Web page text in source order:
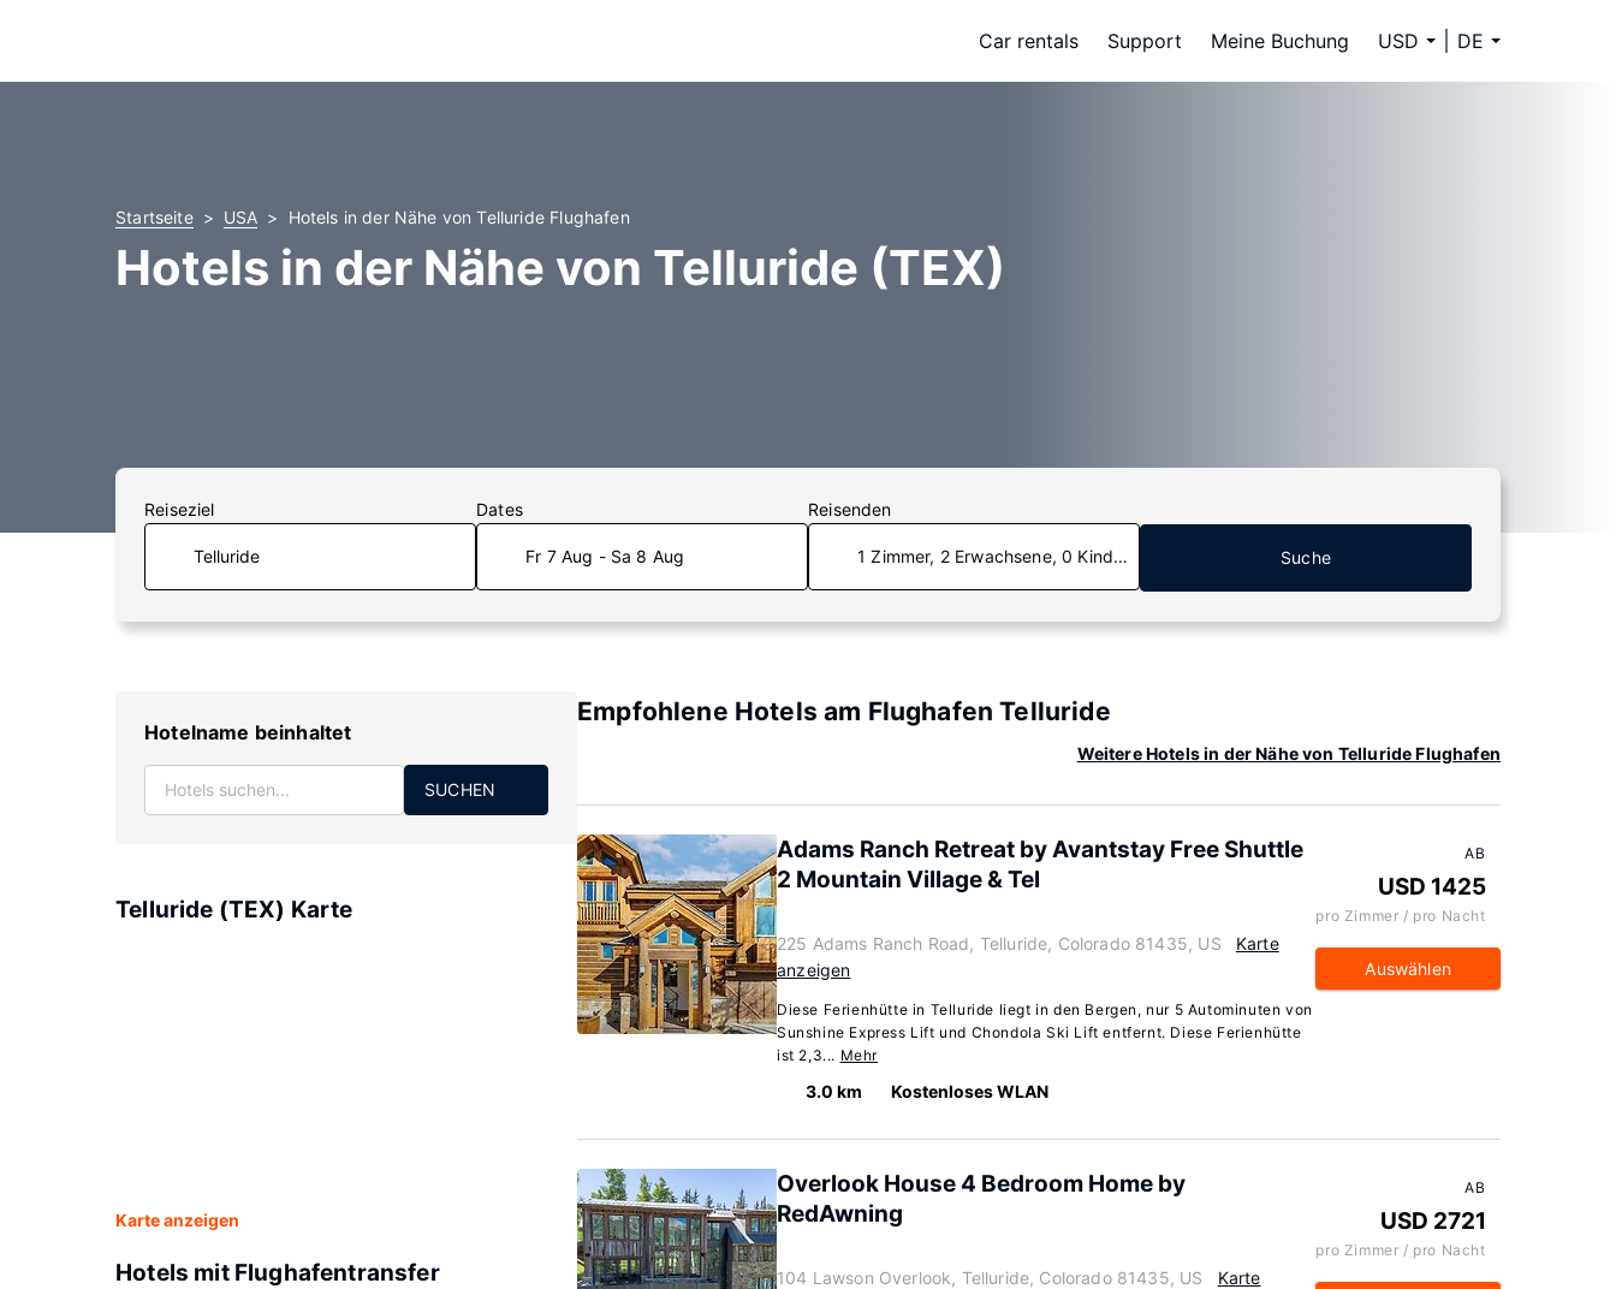
Car rentals Support Meine Buchung USD DE
Startseite USA Hotels in der Nähe von Telluride Flughafen
Hotels in der Nähe von Telluride (TEX)
Reiseziel Dates
Fr 7 Aug - Sa 8 Aug
Reisenden
1 Zimmer, 2 Erwachsene, 0 Kinder Suche
Hotelname beinhaltet
SUCHEN
Telluride (TEX) Karte
Karte anzeigen
Hotels mit Flughafentransfer
Empfohlene Hotels am Flughafen Telluride
Weitere Hotels in der Nähe von Telluride Flughafen
Adams Ranch Retreat by Avantstay Free Shuttle
2 Mountain Village & Tel
225 Adams Ranch Road, Telluride, Colorado 81435, US
Karte
anzeigen
Diese Ferienhütte in Telluride liegt in den Bergen, nur 5 Autominuten von
Sunshine Express Lift und Chondola Ski Lift entfernt. Diese Ferienhütte
ist 2,3... Mehr
3.0 km Kostenloses WLAN
AB
USD 1425
pro Zimmer / pro Nacht
Auswählen
Overlook House 4 Bedroom Home by
RedAwning
104 Lawson Overlook, Telluride, Colorado 81435, US
Karte
AB
USD 2721
pro Zimmer / pro Nacht